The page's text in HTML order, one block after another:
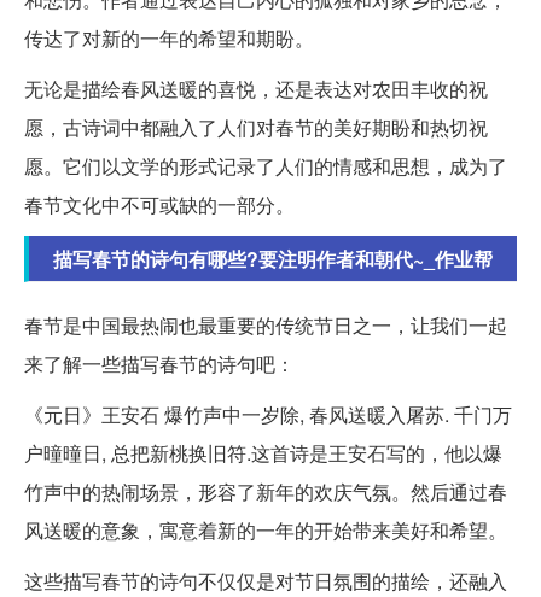
传达了对新的一年的希望和期盼。
无论是描绘春风送暖的喜悦，还是表达对农田丰收的祝
愿，古诗词中都融入了人们对春节的美好期盼和热切祝
愿。它们以文学的形式记录了人们的情感和思想，成为了
春节文化中不可或缺的一部分。
描写春节的诗句有哪些?要注明作者和朝代~_作业帮
春节是中国最热闹也最重要的传统节日之一，让我们一起
来了解一些描写春节的诗句吧：
《元日》王安石 爆竹声中一岁除, 春风送暖入屠苏. 千门万
户曈曈日, 总把新桃换旧符.这首诗是王安石写的，他以爆
竹声中的热闹场景，形容了新年的欢庆气氛。然后通过春
风送暖的意象，寓意着新的一年的开始带来美好和希望。
这些描写春节的诗句不仅仅是对节日氛围的描绘，还融入